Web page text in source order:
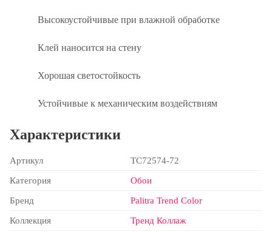
Характеристики
Артикул TC72574-72
Категория Обои
Бренд Palitra Trend Color
Коллекция Тренд Коллаж
Высокоустойчивые при влажной обработке
Клей наносится на стену
Хорошая светостойкость
Устойчивые к механическим воздействиям